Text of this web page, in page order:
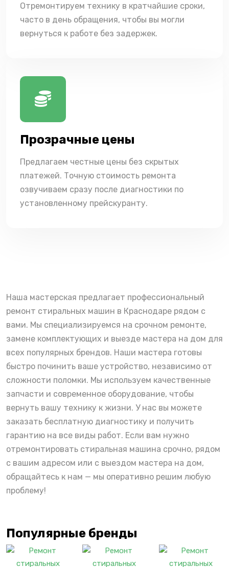
Отремонтируем технику в кратчайшие сроки,
часто в день обращения, чтобы вы могли
вернуться к работе без задержек.
Прозрачные цены
Предлагаем честные цены без скрытых
платежей. Точную стоимость ремонта
озвучиваем сразу после диагностики по
установленному прейскуранту.
Наша мастерская предлагает профессиональный
ремонт стиральных машин в Краснодаре рядом с
вами. Мы специализируемся на срочном ремонте,
замене комплектующих и выезде мастера на дом для
всех популярных брендов. Наши мастера готовы
быстро починить ваше устройство, независимо от
сложности поломки. Мы используем качественные
запчасти и современное оборудование, чтобы
вернуть вашу технику к жизни. У нас вы можете
заказать бесплатную диагностику и получить
гарантию на все виды работ. Если вам нужно
отремонтировать стиральная машина срочно, рядом
с вашим адресом или с выездом мастера на дом,
обращайтесь к нам — мы оперативно решим любую
проблему!
Популярные бренды